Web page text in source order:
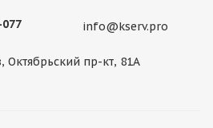
info@kserv.pro
Октябрьский пр-кт, 81А